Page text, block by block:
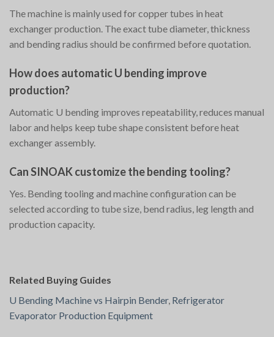
The machine is mainly used for copper tubes in heat
exchanger production. The exact tube diameter, thickness
and bending radius should be confirmed before quotation.
How does automatic U bending improve
production?
Automatic U bending improves repeatability, reduces manual
labor and helps keep tube shape consistent before heat
exchanger assembly.
Can SINOAK customize the bending tooling?
Yes. Bending tooling and machine configuration can be
selected according to tube size, bend radius, leg length and
production capacity.
Related Buying Guides
U Bending Machine vs Hairpin Bender, Refrigerator
Evaporator Production Equipment